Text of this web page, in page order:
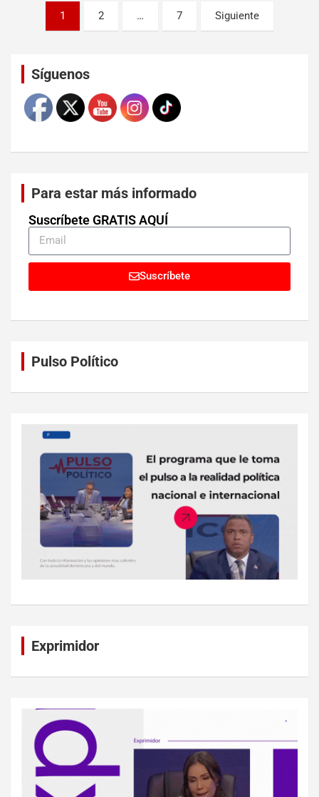
1 2 … 7 Siguiente
Síguenos
Para estar más informado
Suscríbete GRATIS AQUÍ
Suscríbete
Pulso Político
Exprimidor